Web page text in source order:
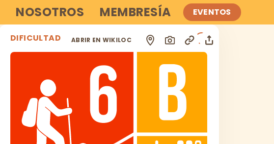
NOSOTROS MEMBRESÍA EVENTOS
ABRIR EN WIKILOC
DIFICULTAD